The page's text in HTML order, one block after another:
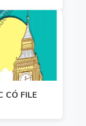
CÓ FILE